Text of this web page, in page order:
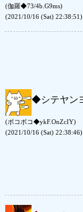
(伽羅◆73/4b.G9ms)
(2021/10/16 (Sat) 22:38:51)
◆シテヤン
(ボコボコ◆ykF.OnZcIY)
(2021/10/16 (Sat) 22:38:46)